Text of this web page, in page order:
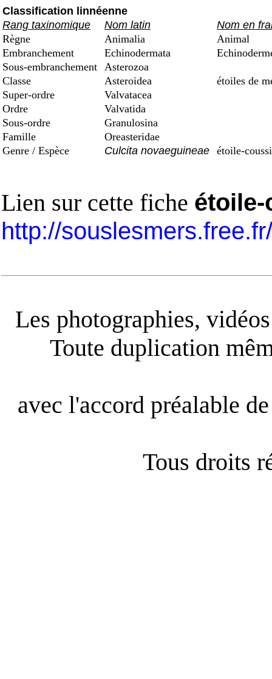
Classification linnéenne
Rang taxinomique
Nom latin
Nom en
Règne
Animalia
Animal
Embranchement
Echinodermata
Sous-embranchement Asterozoa
Classe
Asteroidea
étoiles de
Super-ordre
Valvatacea
Ordre
Valvatida
Sous-ordre
Granulosina
Famille
Oreasteridae
Genre / Espèce
Culcita novaeguineae étoile-
Lien sur cette fiche
http://
Les photographies,
Toute duplication
avec l'accord préalable
Tous droits